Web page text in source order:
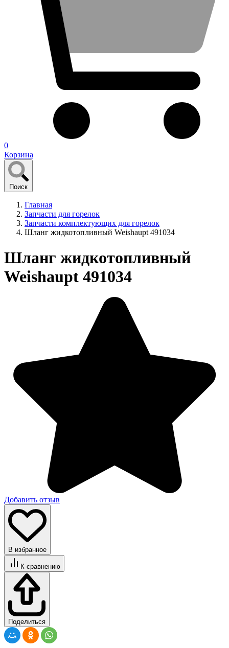
0
Корзина
Поиск
Главная
Запчасти для горелок
Запчасти комплектующих для горелок
Шланг жидкотопливный Weishaupt 491034
Шланг жидкотопливный
Weishaupt 491034
Добавить отзыв
В избранное
К сравнению
Поделиться